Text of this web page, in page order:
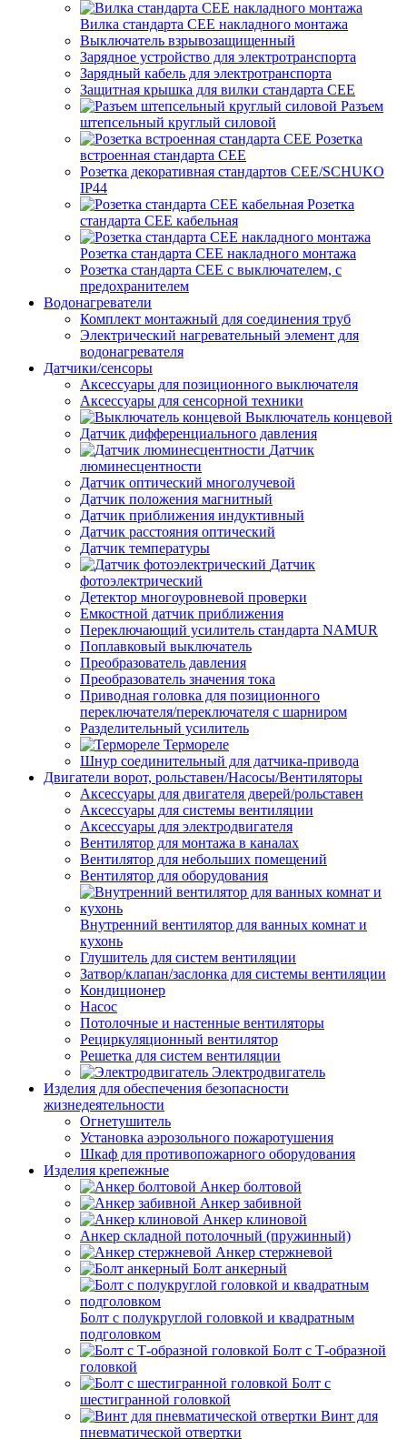
Вилка стандарта CEE накладного монтажа
Выключатель взрывозащищенный
Зарядное устройство для электротранспорта
Зарядный кабель для электротранспорта
Защитная крышка для вилки стандарта CEE
Разъем
штепсельный круглый силовой
Розетка
встроенная стандарта CEE
Розетка декоративная стандартов CEE/SCHUKO
IP44
Розетка
стандарта СЕЕ кабельная
Розетка стандарта СЕЕ накладного монтажа
Розетка стандарта СЕЕ с выключателем, с
предохранителем
Водонагреватели
Комплект монтажный для соединения труб
Электрический нагревательный элемент для
водонагревателя
Датчики/сенсоры
Аксессуары для позиционного выключателя
Аксессуары для сенсорной техники
Выключатель концевой
Датчик дифференциального давления
Датчик
люминесцентности
Датчик оптический многолучевой
Датчик положения магнитный
Датчик приближения индуктивный
Датчик расстояния оптический
Датчик температуры
Датчик
фотоэлектрический
Детектор многоуровневой проверки
Емкостной датчик приближения
Переключающий усилитель стандарта NAMUR
Поплавковый выключатель
Преобразователь давления
Преобразователь значения тока
Приводная головка для позиционного
переключателя/переключателя с шарниром
Разделительный усилитель
Термореле
Шнур соединительный для датчика-привода
Двигатели ворот, рольставен/Насосы/Вентиляторы
Аксессуары для двигателя дверей/рольставен
Аксессуары для системы вентиляции
Аксессуары для электродвигателя
Вентилятор для монтажа в каналах
Вентилятор для небольших помещений
Вентилятор для оборудования
Внутренний вентилятор для ванных комнат и
кухонь
Глушитель для систем вентиляции
Затвор/клапан/заслонка для системы вентиляции
Кондиционер
Насос
Потолочные и настенные вентиляторы
Рециркуляционный вентилятор
Решетка для систем вентиляции
Электродвигатель
Изделия для обеспечения безопасности
жизнедеятельности
Огнетушитель
Установка аэрозольного пожаротушения
Шкаф для противопожарного оборудования
Изделия крепежные
Анкер болтовой
Анкер забивной
Анкер клиновой
Анкер складной потолочный (пружинный)
Анкер стержневой
Болт анкерный
Болт с полукруглой головкой и квадратным
подголовком
Болт с Т-образной
головкой
Болт с
шестигранной головкой
Винт для
пневматической отвертки